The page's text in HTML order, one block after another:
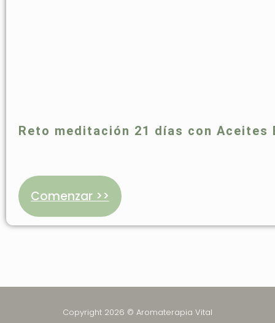
Reto meditación 21 días con Aceites
Comenzar >>
Copyright 2026 © Aromaterapia Vital